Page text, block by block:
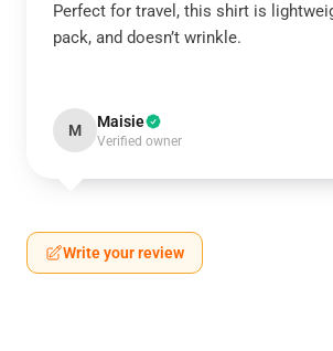
Perfect for travel, this shirt is
pack, and doesn’t wrinkle.
M Maisie
Verified owner
Write your review